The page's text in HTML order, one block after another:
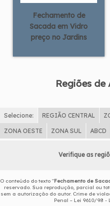
Fechamento de
Sacada em Vidro
preço no Jardins
Regiões
Selecione: REGIÃO CENTRAL
ZONA OESTE ZONA SUL ABCD
Verifique as
O conteúdo do texto "Fechamento de
reservado. Sua reprodução, parcial ou
sem a autorização do autor. Crime de
Penal – Lei 9610/98 -